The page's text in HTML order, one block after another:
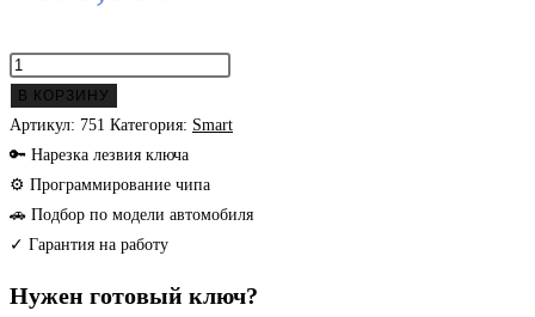
Количество
товара
Smart
ключ
ForFour,
Fortwo
с
г
В КОРЗИНУ
Артикул: 751 Категория: Smart
🔑 Нарезка лезвия ключа
⚙ Программирование чипа
🚗 Подбор по модели автомобиля
✓ Гарантия на работу
Нужен готовый ключ?